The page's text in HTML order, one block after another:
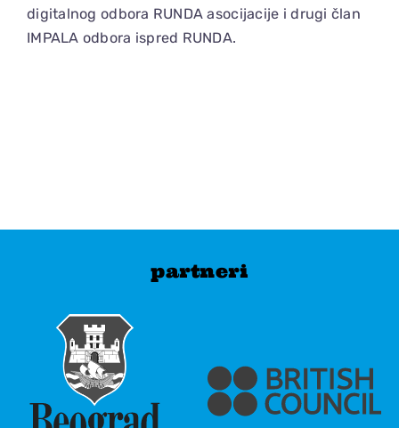
digitalnog odbora RUNDA asocijacije i drugi član
IMPALA odbora ispred RUNDA.
partneri